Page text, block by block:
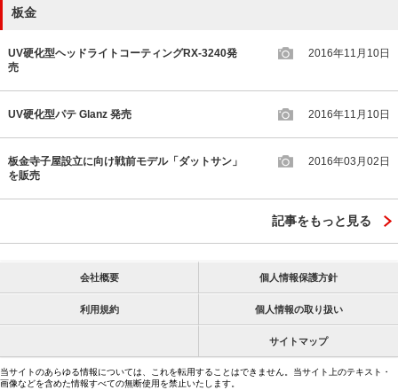
板金
UV硬化型ヘッドライトコーティングRX-3240発
売
2016年11月10日
UV硬化型パテ Glanz 発売 2016年11月10日
板金寺子屋設立に向け戦前モデル「ダットサン」
を販売
2016年03月02日
記事をもっと見る
会社概要 個人情報保護方針
利用規約 個人情報の取り扱い
サイトマップ
当サイトのあらゆる情報については、これを転用することはできません。当サイト上のテキスト・
画像などを含めた情報すべての無断使用を禁止いたします。